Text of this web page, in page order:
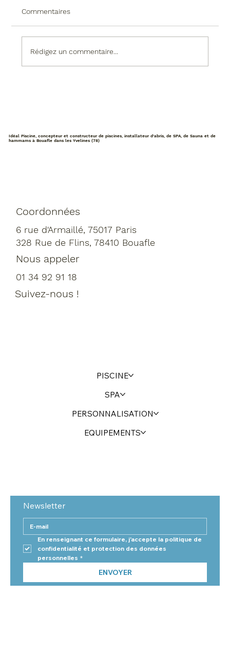
Commentaires
Rédigez un commentaire...
Idéal Piscine, concepteur et constructeur de piscines, installateur d'abris, de SPA, de Sauna et de
hammams à Bouafle dans les Yvelines (78)
Coordonnées
6 rue d'Armaillé, 75017 Paris
328 Rue de Flins, 78410 Bouafle
Nous appeler
01 34 92 91 18
Suivez-nous !
PISCINE
SPA
PERSONNALISATION
EQUIPEMENTS
Newsletter
En renseignant ce formulaire, j'accepte la politique de
confidentialité et protection des données
personnelles *
ENVOYER